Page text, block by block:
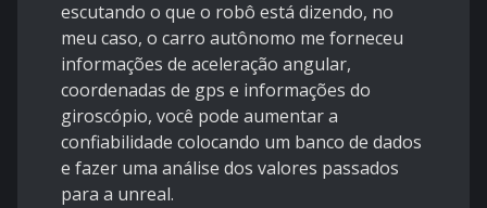
escutando o que o robô está dizendo, no
meu caso, o carro autônomo me forneceu
informações de aceleração angular,
coordenadas de gps e informações do
giroscópio, você pode aumentar a
confiabilidade colocando um banco de dados
e fazer uma análise dos valores passados
para a unreal.